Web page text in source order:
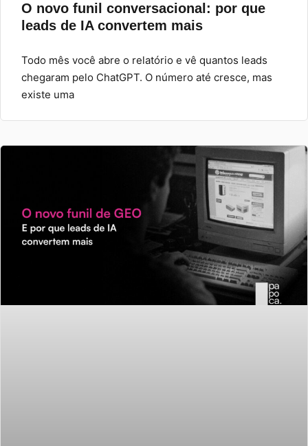
O novo funil conversacional: por que
leads de IA convertem mais
Todo mês você abre o relatório e vê quantos leads
chegaram pelo ChatGPT. O número até cresce, mas
existe uma